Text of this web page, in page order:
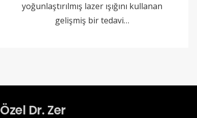
yoğunlaştırılmış lazer ışığını kullanan
gelişmiş bir tedavi…
Özel Dr. Zer